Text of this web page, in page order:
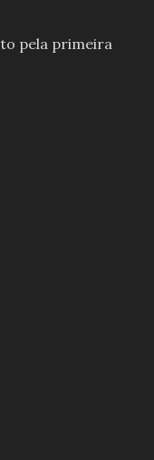
pela primeira